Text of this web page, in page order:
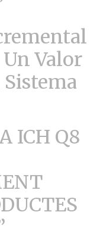
Valor
ICH Q8